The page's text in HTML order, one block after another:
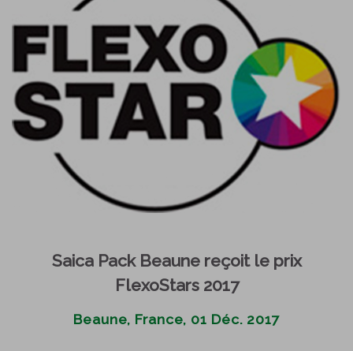
Saica Pack Beaune reçoit le prix
FlexoStars 2017
Beaune, France, 01 Déc. 2017